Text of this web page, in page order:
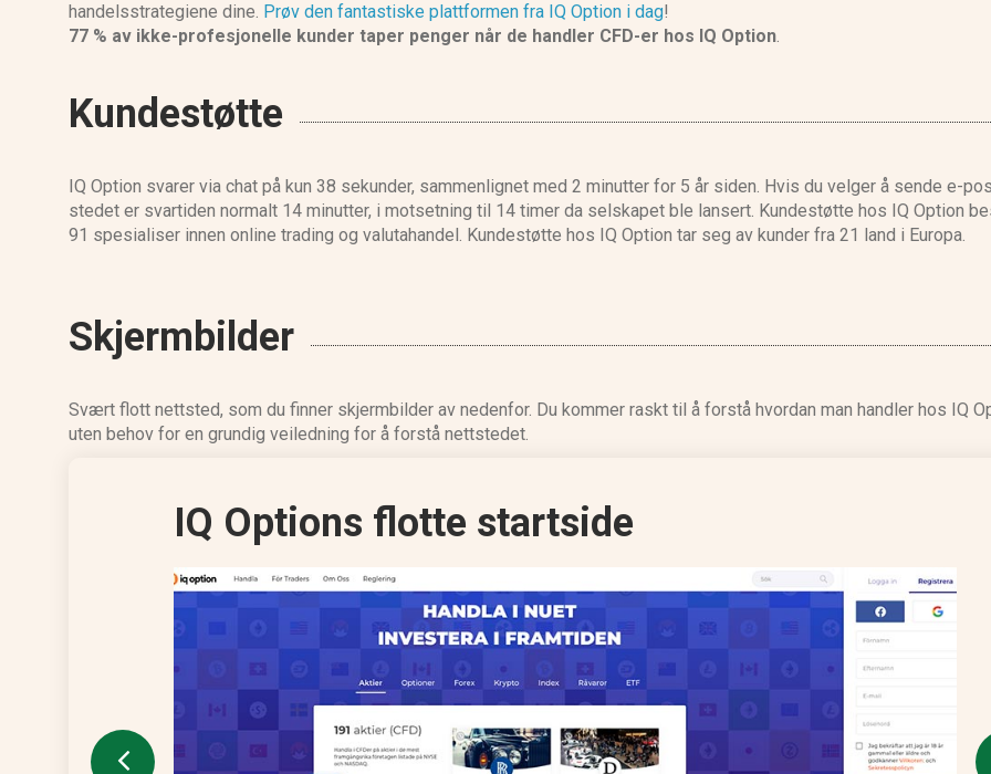
handelsstrategiene dine. Prøv den fantastiske plattformen fra IQ Option i dag!
77 % av ikke-profesjonelle kunder taper penger når de handler CFD-er hos IQ Option.
Kundestøtte
IQ Option svarer via chat på kun 38 sekunder, sammenlignet med 2 minutter for 5 år siden. Hvis du velger å sende e-
stedet er svartiden normalt 14 minutter, i motsetning til 14 timer da selskapet ble lansert. Kundestøtte hos IQ Option
91 spesialiser innen online trading og valutahandel. Kundestøtte hos IQ Option tar seg av kunder fra 21 land i Europa.
Skjermbilder
Svært flott nettsted, som du finner skjermbilder av nedenfor. Du kommer raskt til å forstå hvordan man handler hos IQ
uten behov for en grundig veiledning for å forstå nettstedet.
IQ Options flotte startside